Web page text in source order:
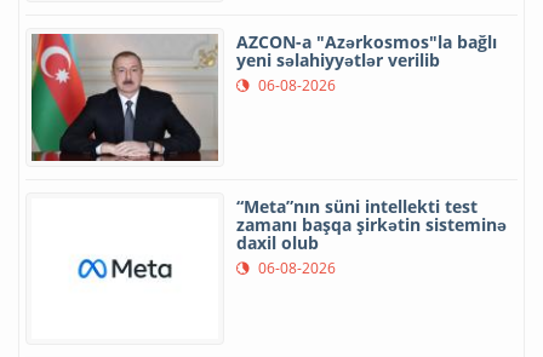
AZCON-a "Azərkosmos"la bağlı
yeni səlahiyyətlər verilib
06-08-2026
“Meta”nın süni intellekti test
zamanı başqa şirkətin sisteminə
daxil olub
06-08-2026